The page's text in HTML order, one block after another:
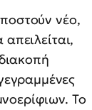
νέο,
Το